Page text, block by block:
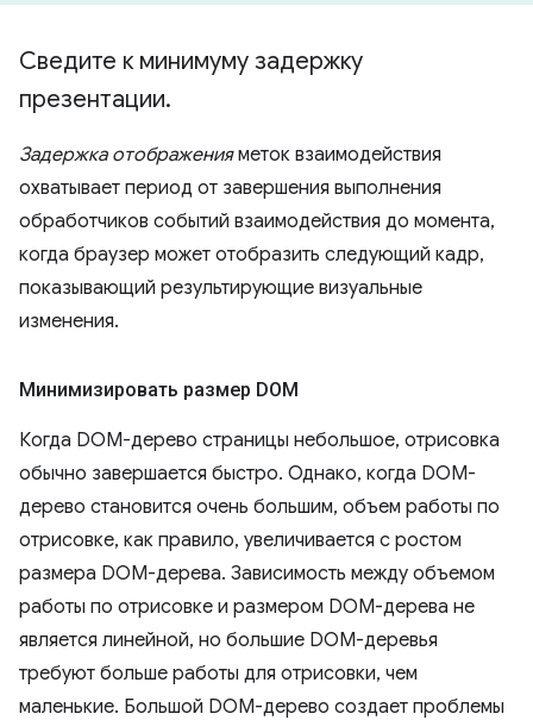
Сведите к минимуму задержку
презентации.
Задержка отображенияметок взаимодействия
охватывает период от завершения выполнения
обработчиков событий взаимодействия до момента,
когда браузер может отобразить следующий кадр,
показывающий результирующие визуальные
изменения.
Минимизировать размер DOM
Когда DOM-дерево страницы небольшое, отрисовка
обычно завершается быстро. Однако, когда DOM-
дерево становится очень большим, объем работы по
отрисовке, как правило, увеличивается с ростом
размера DOM-дерева. Зависимость между объемом
работы по отрисовке и размером DOM-дерева не
является линейной, но большие DOM-деревья
требуют больше работы для отрисовки, чем
маленькие. Большой DOM-дерево создает проблемы